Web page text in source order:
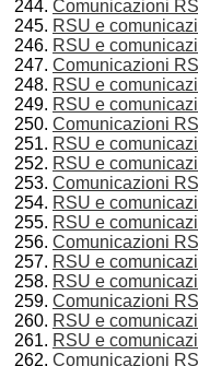
Comunicazioni
RSU e
RSU e
Comunicazioni
RSU e
RSU e
Comunicazioni
RSU e
RSU e
Comunicazioni
RSU e
RSU e
Comunicazioni
RSU e
RSU e
Comunicazioni
RSU e
RSU e
Comunicazioni